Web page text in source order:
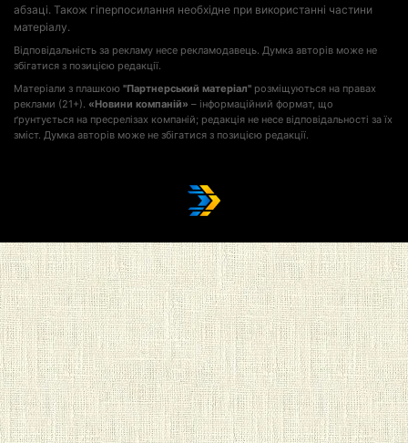
абзаці. Також гіперпосилання необхідне при використанні частини
матеріалу.
Відповідальність за рекламу несе рекламодавець. Думка авторів може не
збігатися з позицією редакції.
Матеріали з плашкою "Партнерський матеріал" розміщуються на правах
реклами (21+). «Новини компаній» – інформаційний формат, що
ґрунтується на пресрелізах компаній; редакція не несе відповідальності за їх
зміст. Думка авторів може не збігатися з позицією редакції.